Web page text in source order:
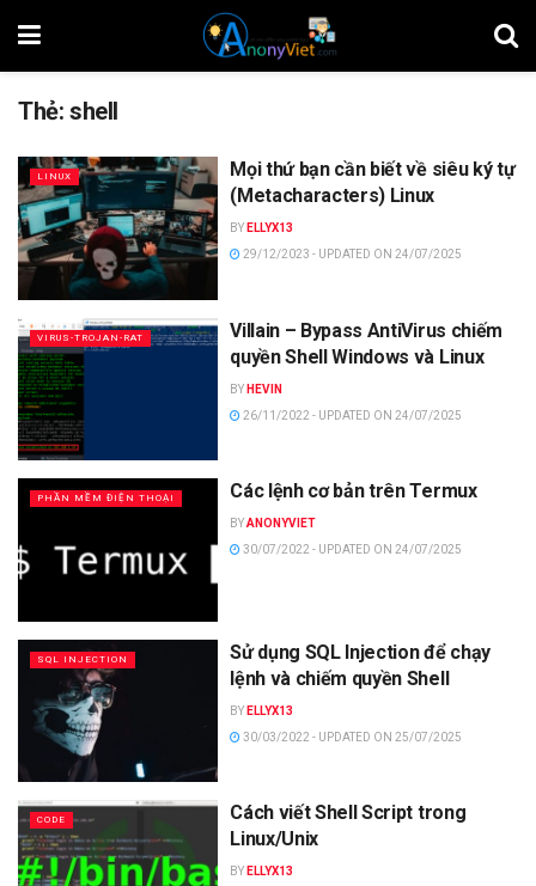
Thẻ:shell
LINUX
Mọi thứ bạn cần biết về siêu ký tự
(Metacharacters) Linux
BY ELLYX13
29/12/2023 - UPDATED ON 24/07/2025
VIRUS-TROJAN-RAT
Villain – Bypass AntiVirus chiếm
quyền Shell Windows và Linux
BY HEVIN
26/11/2022 - UPDATED ON 24/07/2025
PHẦN MỀM ĐIỆN THOẠI Các lệnh cơ bản trên Termux
BYANONYVIET
30/07/2022 - UPDATED ON 24/07/2025
SQL INJECTION
Sử dụng SQL Injection để chạy
lệnh và chiếm quyền Shell
BY ELLYX13
30/03/2022 - UPDATED ON 25/07/2025
CODE
Cách viết Shell Script trong
Linux/Unix
BY ELLYX13